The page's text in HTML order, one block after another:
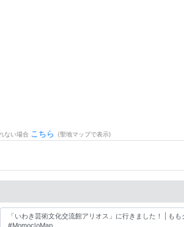
ない場合 こちら (聖地マップで表示)